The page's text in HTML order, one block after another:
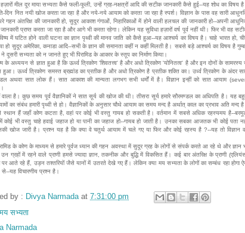
मील दूर माया सभ्यता कैसे फली-फूली, उन्हें ग्रह-नक्षत्रों आदि की सटीक जानकारी कैसे हुई--यह शोध का विषय
दिन नित नयी खोज करता जा रहा है और नये-नये आयाम को करता जा रहा है स्पर्श। विज्ञान के पास वह सारी
गहन अंतरिक्ष की जानकारी हो, सुदूर आकाश गंगाओं, निहारिकाओं में होने वाली हलचल की जानकारी हो--अपनी
प्राप्त करता जा रहा है और आगे भी करता रहेगा। लेकिन यह सुविधा हज़ारों वर्ष पूर्व नहीं थी। फिर भी वह
में घटित होने वाली घटना का ज्ञान पृथ्वी की मानव जाति को कैसे हुआ--यह आश्चर्य का विषय है। चाहे भारत हो,
या हो सुदूर अमेरिका, कनाडा आदि--सभी के ज्ञान की समानता कहीं न कहीं मिलती है। सबसे बड़े आश्चर्य का विषय है
सभ्यता को न जानते हुए भी पिरामिड के आकार के स्तूप का निर्माण किया।
के अध्ययन से ज्ञात हुआ है कि ऊर्ध्व त्रिकोण 'शिवतत्त्व' है और अधो त्रिकोण 'योनितत्व' है और इन दोनों के सामरस्य
हुआ। ऊर्ध्व त्रिकोण समस्त ब्रह्मांड का प्रतीक है और अधो त्रिकोण है प्रतीक शक्ति का। उर्ध्व त्रिकोण के अंदर
अथवा सात लोक हैं। सात आकाश की मान्यता लगभग सभी धर्मों में है। विज्ञान इन्हीं को सात आयाम
वाला है। कुछ समय पूर्व वैज्ञानिकों ने सात सूर्य की खोज की थी। तीसरा सूर्य हमारे सौरमण्डल का अधिपति है। यह
का संबंध हमारी पृथ्वी से हो। वैज्ञानिकों के अनुसार चौथे आयाम का समय मन्द है अर्थात् काल का प्रभाव अति मन्द
हैं जहाँ कोण कटता है, वहां पर कोई भी वस्तु गायब हो सकती है। वर्तमान में सबसे अधिक रहस्यमय है--
भी वस्तु चाहे हवाई जहाज हो या पानी का जहाज हो--गायब हो जाती है। उनका सबका आजतक भी कोई पता
खोज जारी है। प्रश्न यह है कि क्या वे चतुर्थ आयाम में चले गए या फिर और कोई रहस्य है ?--यह तो विज्ञान
के कोण के माध्यम से हमारे पूर्वज ध्यान की गहन अवस्था में सुदूर ग्रह के लोगों से संपर्क करते आ रहे थे और ज्ञान
ग्रहों में रहने वाले प्राणी हमसे ज्यादा ज्ञान, तकनीक और बुद्धि में विकसित हैं। कई बार अंतरिक्ष के प्राणी
पर आते रहे हैं, उड़न तश्तरियों जैसे यानों में उतरते देखे गए हैं। लेकिन क्या मय सभ्यता के लोगों का सम्बंध रहा होगा
से--यह विचारणीय प्रश्न है।
by : Divya Narmada at 7:31:00 pm
मय सभ्यता
Narmada